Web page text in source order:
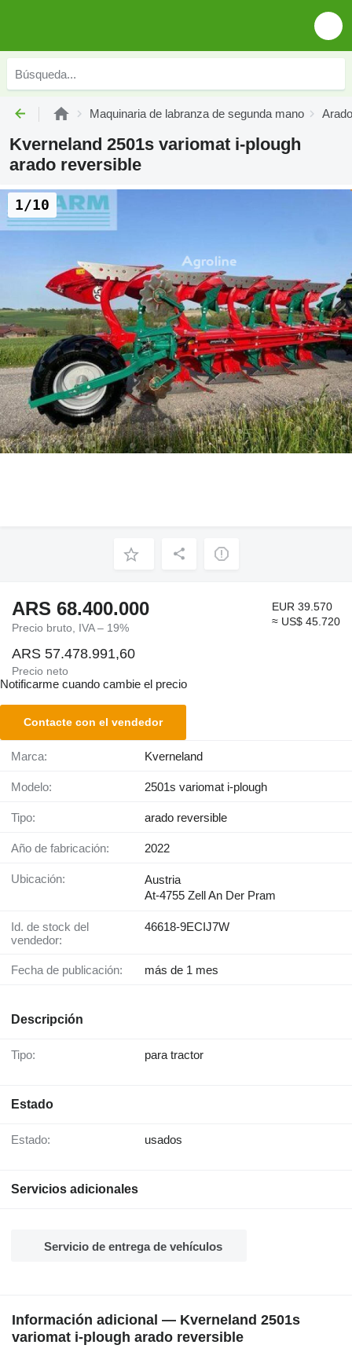
Maquinaria de labranza de segunda mano
Kverneland 2501s variomat i-plough
arado reversible
1/10
ARS 68.400.000
Precio bruto, IVA – 19%
EUR 39.570
≈ US$ 45.720
ARS 57.478.991,60
Precio neto
Notificarme cuando cambie el precio
Contacte con el vendedor
Marca: Kverneland
Modelo: 2501s variomat i-plough
Tipo: arado reversible
Año de fabricación: 2022
Ubicación:
Austria
At-4755 Zell An Der Pram
Id. de stock del
vendedor:
46618-9ECIJ7W
Fecha de publicación: más de 1 mes
Descripción
Tipo: para tractor
Estado
Estado: usados
Servicios adicionales
Servicio de entrega de vehículos
Información adicional — Kverneland 2501s
variomat i-plough arado reversible